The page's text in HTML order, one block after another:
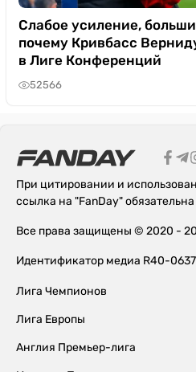
Слабое усиление,
почему Кривбасс
в Лиге Конференций
52566
При цитировании и
ссылка на "FanDay" обязательна
Все права защищены © 2020 -
Идентификатор медиа R40-
Лига Чемпионов
Лига Европы
Англия Премьер-лига